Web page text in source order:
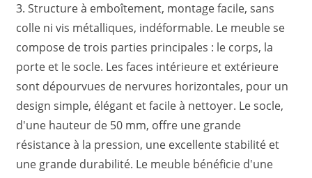
3. Structure à emboîtement, montage facile, sans
colle ni vis métalliques, indéformable. Le meuble se
compose de trois parties principales : le corps, la
porte et le socle. Les faces intérieure et extérieure
sont dépourvues de nervures horizontales, pour un
design simple, élégant et facile à nettoyer. Le socle,
d'une hauteur de 50 mm, offre une grande
résistance à la pression, une excellente stabilité et
une grande durabilité. Le meuble bénéficie d'une